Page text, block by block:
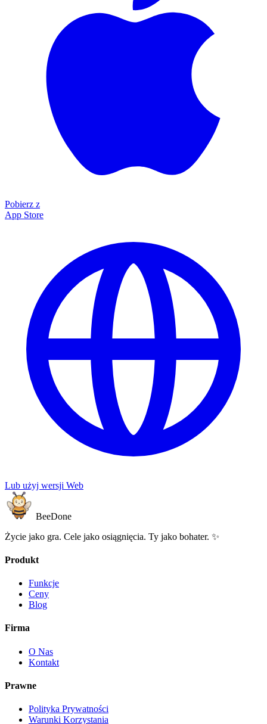
Pobierz z
App Store
Lub użyj wersji Web
BeeDone
Życie jako gra. Cele jako osiągnięcia. Ty jako bohater. ✨
Produkt
Funkcje
Ceny
Blog
Firma
O Nas
Kontakt
Prawne
Polityka Prywatności
Warunki Korzystania